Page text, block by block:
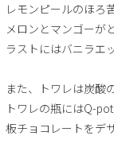
レモンピールのほろ
メロンとマンゴーが
ラストにはバニラエ
また、トワレは炭酸
トワレの瓶にはQ-
板チョコレートをデ